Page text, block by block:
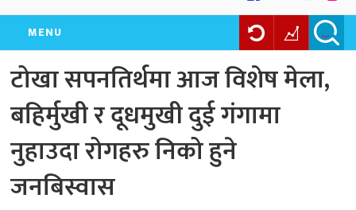
MENU
टोखा सपनतिर्थमा आज विशेष मेला,
बहिर्मुखी र दूधमुखी दुई गंगामा
नुहाउदा रोगहरु निको हुने
जनबिस्वास